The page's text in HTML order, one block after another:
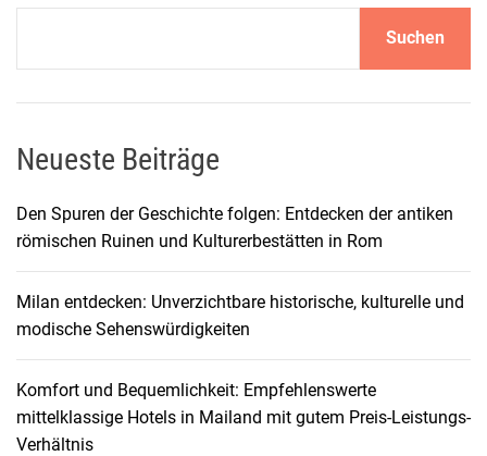
Suchen
Neueste Beiträge
Den Spuren der Geschichte folgen: Entdecken der antiken
römischen Ruinen und Kulturerbestätten in Rom
Milan entdecken: Unverzichtbare historische, kulturelle und
modische Sehenswürdigkeiten
Komfort und Bequemlichkeit: Empfehlenswerte
mittelklassige Hotels in Mailand mit gutem Preis-Leistungs-
Verhältnis